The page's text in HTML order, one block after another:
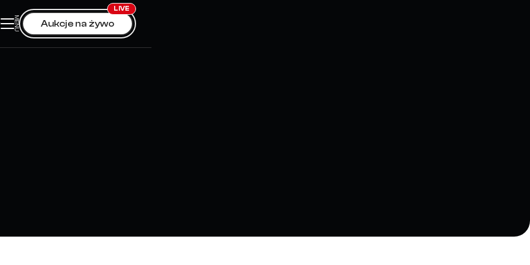
MENU Aukcje na żywo
LIVE